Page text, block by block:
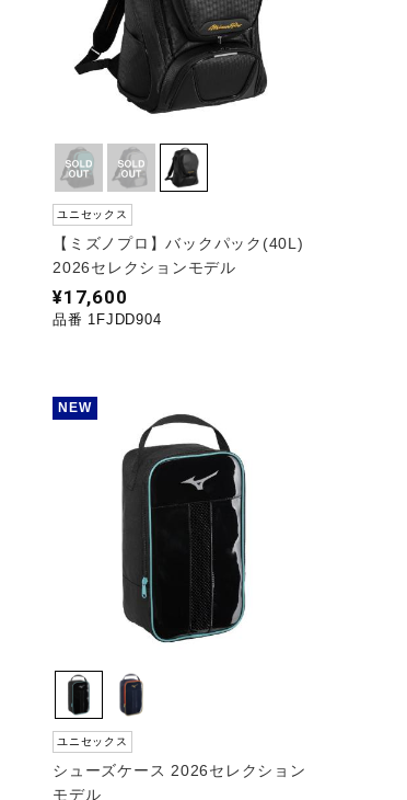
ユニセックス
【ミズノプロ】バックパック(40L)
2026セレクションモデル
¥17,600
品番 1FJDD904
NEW
ユニセックス
シューズケース 2026セレクション
モデル